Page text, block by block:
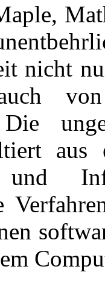
nicht
und